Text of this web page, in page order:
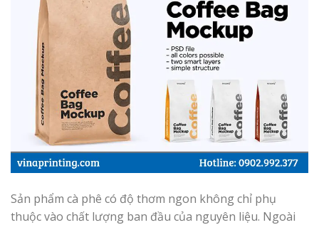
Sản phẩm cà phê có độ thơm ngon không chỉ phụ
thuộc vào chất lượng ban đầu của nguyên liệu. Ngoài